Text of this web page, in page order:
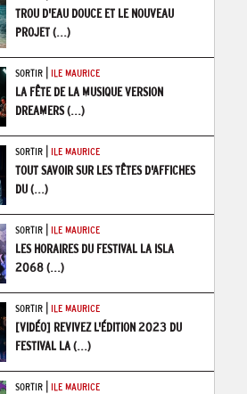
TROU D'EAU DOUCE ET LE NOUVEAU
PROJET(...)
SORTIR| ILE MAURICE
LA FÊTE DE LA MUSIQUE VERSION
DREAMERS(...)
SORTIR| ILE MAURICE
TOUT SAVOIR SUR LES TÊTES D'AFFICHES
DU(...)
SORTIR| ILE MAURICE
LES HORAIRES DU FESTIVAL LA ISLA
2068(...)
SORTIR| ILE MAURICE
[VIDÉO] REVIVEZ L'ÉDITION 2023 DU
FESTIVAL LA(...)
SORTIR| ILE MAURICE